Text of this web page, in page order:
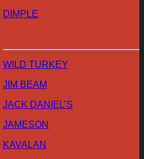
DIMPLE
WILD TURKEY
JIM BEAM
JACK DANIEL’S
JAMESON
KAVALAN